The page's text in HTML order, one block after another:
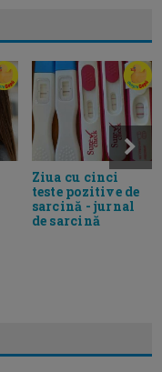
Ziua cu cinci
teste pozitive de
sarcină - jurnal
de sarcină